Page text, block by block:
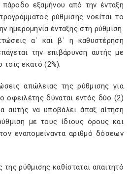
εξαμήνου από την ένταξη
ρύθμισης νοείται το
ημερομηνία ένταξης στη ρύθμιση.
α΄ και β΄ η καθυστέρηση
την επιβάρυνση αυτής με
τοις εκατό (2%).
απώλειας της ρύθμισης για
οφειλέτης δύναται εντός δύο (2)
αυτής να υποβάλει άπαξ αίτηση
με τους ίδιους όρους και
εναπομείναντα αριθμό δόσεων
ρύθμισης καθίσταται απαιτητό